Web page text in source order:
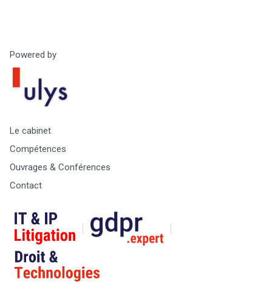
Powered by
Le cabinet
Compétences
Ouvrages & Conférences
Contact